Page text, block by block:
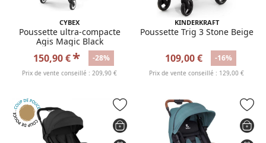
CYBEX
Poussette ultra-compacte
Agis Magic Black
150,90 €* -28%
Prix de vente conseillé : 209,90 €
KINDERKRAFT
Poussette Trig 3 Stone Beige
109,00 € -16%
Prix de vente conseillé : 129,00 €